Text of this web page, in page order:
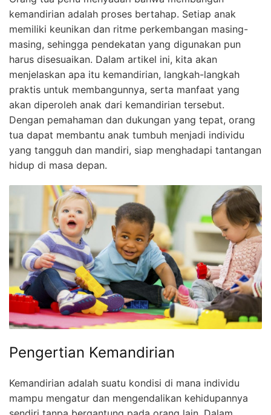
kemandirian adalah proses bertahap. Setiap anak
memiliki keunikan dan ritme perkembangan masing-
masing, sehingga pendekatan yang digunakan pun
harus disesuaikan. Dalam artikel ini, kita akan
menjelaskan apa itu kemandirian, langkah-langkah
praktis untuk membangunnya, serta manfaat yang
akan diperoleh anak dari kemandirian tersebut.
Dengan pemahaman dan dukungan yang tepat, orang
tua dapat membantu anak tumbuh menjadi individu
yang tangguh dan mandiri, siap menghadapi tantangan
hidup di masa depan.
Pengertian Kemandirian
Kemandirian adalah suatu kondisi di mana individu
mampu mengatur dan mengendalikan kehidupannya